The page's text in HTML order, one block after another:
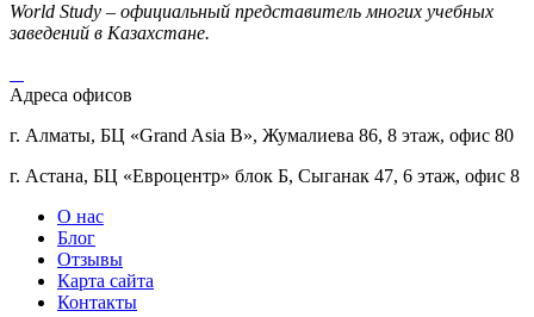
World Study – официальный представитель многих учебных
заведений в Казахстане.
Адреса офисов
г. Алматы, БЦ «Grand Asia B», Жумалиева 86, 8 этаж, офис 80
г. Астана, БЦ «Евроцентр» блок Б, Сыганак 47, 6 этаж, офис 8
О нас
Блог
Отзывы
Карта сайта
Контакты